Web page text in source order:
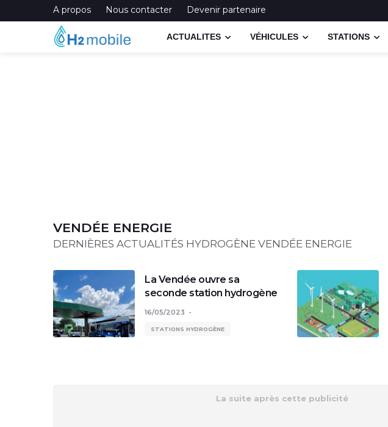
A propos Nous contacter Devenir partenaire
ACTUALITES VÉHICULES STATIONS
VENDÉE ENERGIE
DERNIÈRES ACTUALITÉS HYDROGÈNE VENDÉE ENERGIE
La Vendée ouvre sa
seconde station hydrogène
16/05/2023
STATIONS HYDROGÈNE